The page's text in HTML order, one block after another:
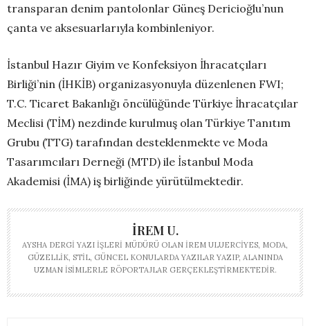
transparan denim pantolonlar Güneş Dericioğlu’nun
çanta ve aksesuarlarıyla kombinleniyor.
İstanbul Hazır Giyim ve Konfeksiyon İhracatçıları
Birliği’nin (İHKİB) organizasyonuyla düzenlenen FWI;
T.C. Ticaret Bakanlığı öncülüğünde Türkiye İhracatçılar
Meclisi (TİM) nezdinde kurulmuş olan Türkiye Tanıtım
Grubu (TTG) tarafından desteklenmekte ve Moda
Tasarımcıları Derneği (MTD) ile İstanbul Moda
Akademisi (İMA) iş birliğinde yürütülmektedir.
İREM U.
AYSHA DERGI YAZI İŞLERI MÜDÜRÜ OLAN İREM ULUERCIYES, MODA,
GÜZELLIK, STIL, GÜNCEL KONULARDA YAZILAR YAZIP, ALANINDA
UZMAN ISIMLERLE RÖPORTAJLAR GERÇEKLEŞTIRMEKTEDIR.